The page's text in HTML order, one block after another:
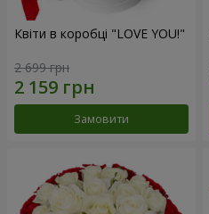
Квіти в коробці "LOVE YOU!"
2 699 грн
Замовити